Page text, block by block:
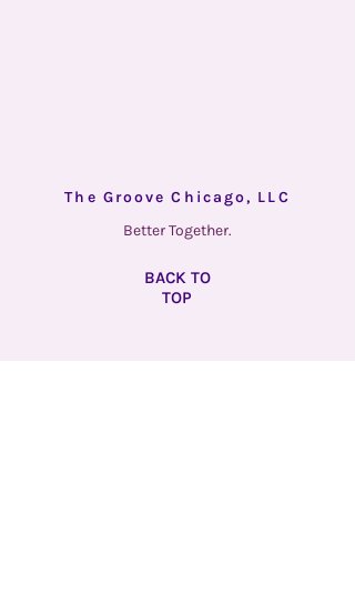
The Groove Chicago, LLC
Better Together.
BACK TO
TOP